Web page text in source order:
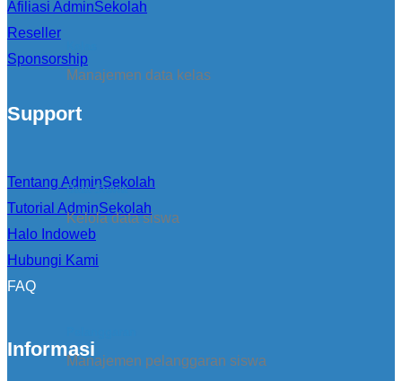
Manajemen data kelas
Data Siswa
Kelola data siswa
Manajemen pelanggaran siswa
Afiliasi AdminSekolah
Reseller
Sponsorship
Support
Tentang AdminSekolah
Tutorial AdminSekolah
Halo Indoweb
Hubungi Kami
FAQ
Informasi